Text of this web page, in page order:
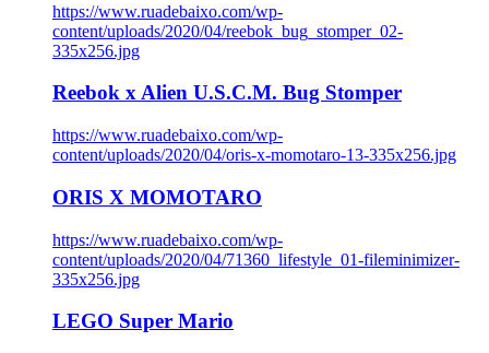
https://www.ruadebaixo.com/wp-
content/uploads/2020/04/reebok_bug_stomper_02-
335x256.jpg
Reebok x Alien U.S.C.M. Bug Stomper
https://www.ruadebaixo.com/wp-
content/uploads/2020/04/oris-x-momotaro-13-335x256.jpg
ORIS X MOMOTARO
https://www.ruadebaixo.com/wp-
content/uploads/2020/04/71360_lifestyle_01-fileminimizer-
335x256.jpg
LEGO Super Mario